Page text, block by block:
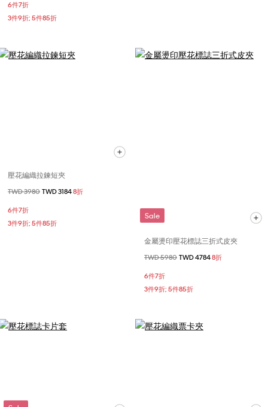
6件7折
3件9折; 5件85折
壓花編織拉鍊短夾
價格扣減從
TWD 3980 至
TWD 31848折
6件7折
3件9折; 5件85折
Sale
金屬燙印壓花標誌三折式皮夾
價格扣減從
TWD 5980 至
TWD 47848折
6件7折
3件9折; 5件85折